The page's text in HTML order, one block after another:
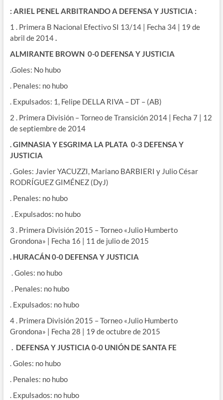
: ARIEL PENEL ARBITRANDO A DEFENSA Y JUSTICIA :
1 . Primera B Nacional Efectivo SI 13/14 | Fecha 34 | 19 de
abril de 2014
ALMIRANTE BROWN 0-0 DEFENSA Y JUSTICIA
.Goles: No hubo
. Penales: no hubo
. Expulsados: 1, Felipe DELLA RIVA – DT – (AB)
2 . Primera División – Torneo de Transición 2014 | Fecha 7 | 12
de septiembre de 2014
. GIMNASIA Y ESGRIMA LA PLATA 0-3 DEFENSA Y
JUSTICIA
. Goles: Javier YACUZZI, Mariano BARBIERI y Julio César
RODRÍGUEZ GIMÉNEZ (DyJ)
. Penales: no hubo
. Expulsados: no hubo
3 . Primera División 2015 – Torneo «Julio Humberto
Grondona» | Fecha 16 | 11 de julio de 2015
. HURACÁN 0-0 DEFENSA Y JUSTICIA
. Goles: no hubo
. Penales: no hubo
. Expulsados: no hubo
4 . Primera División 2015 – Torneo «Julio Humberto
Grondona» | Fecha 28 | 19 de octubre de 2015
. DEFENSA Y JUSTICIA 0-0 UNIÓN DE SANTA FE
. Goles: no hubo
. Penales: no hubo
. Expulsados: no hubo